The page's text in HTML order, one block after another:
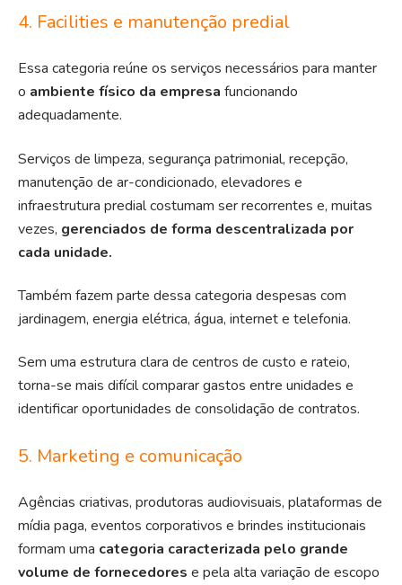
4. Facilities e manutenção predial
Essa categoria reúne os serviços necessários para manter
o ambiente físico da empresa funcionando
adequadamente.
Serviços de limpeza, segurança patrimonial, recepção,
manutenção de ar-condicionado, elevadores e
infraestrutura predial costumam ser recorrentes e, muitas
vezes, gerenciados de forma descentralizada por
cada unidade.
Também fazem parte dessa categoria despesas com
jardinagem, energia elétrica, água, internet e telefonia.
Sem uma estrutura clara de centros de custo e rateio,
torna-se mais difícil comparar gastos entre unidades e
identificar oportunidades de consolidação de contratos.
5. Marketing e comunicação
Agências criativas, produtoras audiovisuais, plataformas de
mídia paga, eventos corporativos e brindes institucionais
formam uma categoria caracterizada pelo grande
volume de fornecedores e pela alta variação de escopo